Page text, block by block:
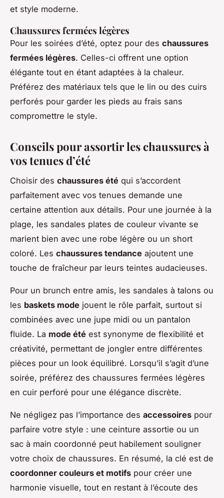
et style moderne.
Chaussures fermées légères
Pour les soirées d’été, optez pour des chaussures
fermées légères. Celles-ci offrent une option
élégante tout en étant adaptées à la chaleur.
Préférez des matériaux tels que le lin ou des cuirs
perforés pour garder les pieds au frais sans
compromettre le style.
Conseils pour assortir les chaussures à
vos tenues d’été
Choisir des chaussures été qui s’accordent
parfaitement avec vos tenues demande une
certaine attention aux détails. Pour une journée à la
plage, les sandales plates de couleur vivante se
marient bien avec une robe légère ou un short
coloré. Les chaussures tendance ajoutent une
touche de fraîcheur par leurs teintes audacieuses.
Pour un brunch entre amis, les sandales à talons ou
les baskets mode jouent le rôle parfait, surtout si
combinées avec une jupe midi ou un pantalon
fluide. La mode été est synonyme de flexibilité et
créativité, permettant de jongler entre différentes
pièces pour un look équilibré. Lorsqu’il s’agit d’une
soirée, préférez des chaussures fermées légères
en cuir perforé pour une élégance discrète.
Ne négligez pas l’importance des accessoires pour
parfaire votre style : une ceinture assortie ou un
sac à main coordonné peut habilement souligner
votre choix de chaussures. En résumé, la clé est de
coordonner couleurs et motifs pour créer une
harmonie visuelle, tout en restant à l’écoute des